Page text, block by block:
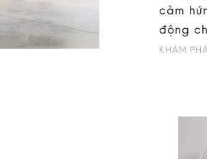
cảm
động
KHÁM